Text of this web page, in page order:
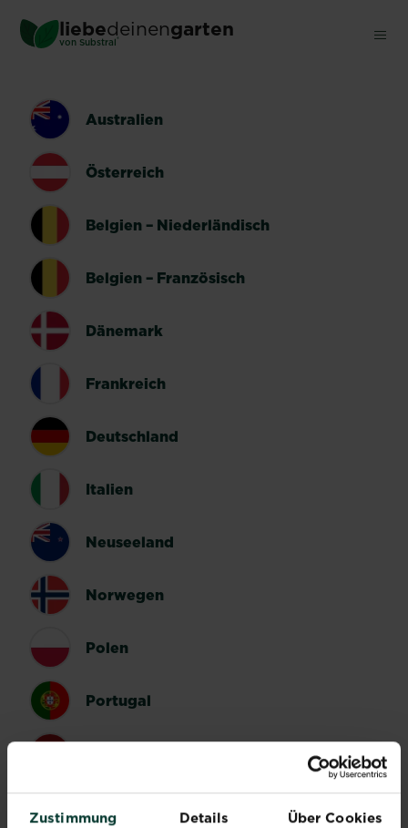
Zustimmung Details Über Cookies
main
liebedeinengarten
von Substral ®
Australien
Österreich
Belgien – Niederländisch
Belgien – Französisch
Dänemark
Frankreich
Deutschland
Italien
Neuseeland
Norwegen
Polen
Portugal